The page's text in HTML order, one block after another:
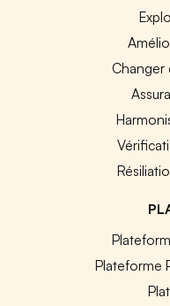
Changer
Plateforme